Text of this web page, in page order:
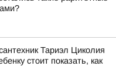
Тариэл Циколия
стоит показать, как